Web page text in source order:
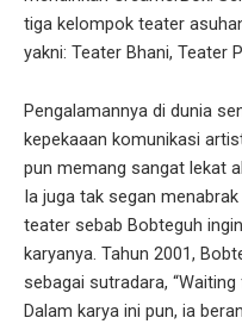
tiga kelompok teater
yakni: Teater Bhani, Teater
Pengalamannya di dunia
kepekaaan komunikasi
pun memang sangat lekat
Ia juga tak segan
teater sebab Bobteguh
karyanya. Tahun 2001,
sebagai sutradara,
Dalam karya ini pun, ia